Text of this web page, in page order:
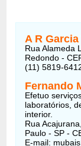
A R
Rua Alameda
Redondo -
(11) 5819-
Fernando
Efetuo
laboratórios,
interior.
Rua
Paulo - SP -
E-mail: